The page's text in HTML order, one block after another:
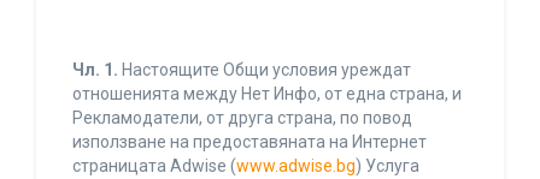
Чл. 1. Настоящите Общи условия уреждат
отношенията между Нет Инфо, от една страна, и
Рекламодатели, от друга страна, по повод
използване на предоставяната на Интернет
страницата Adwise (www.adwise.bg) Услуга